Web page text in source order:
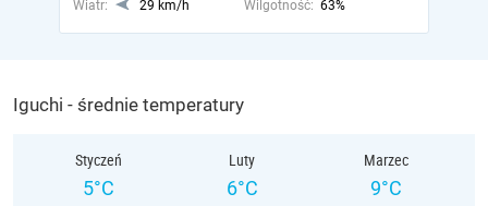
Wiatr: 29 km/h Wilgotność: 63%
Iguchi - średnie temperatury
Styczeń
5°C
Luty
6°C
Marzec
9°C